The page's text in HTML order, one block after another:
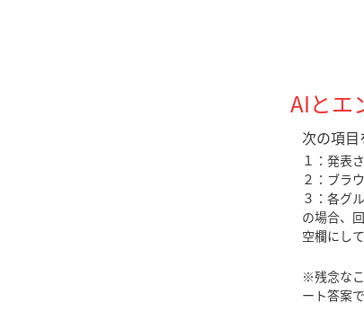
AIとエ
次の項目
１：発表
２：ブラ
３：各グ
の場合、
空欄にし
※残念な
ート答案